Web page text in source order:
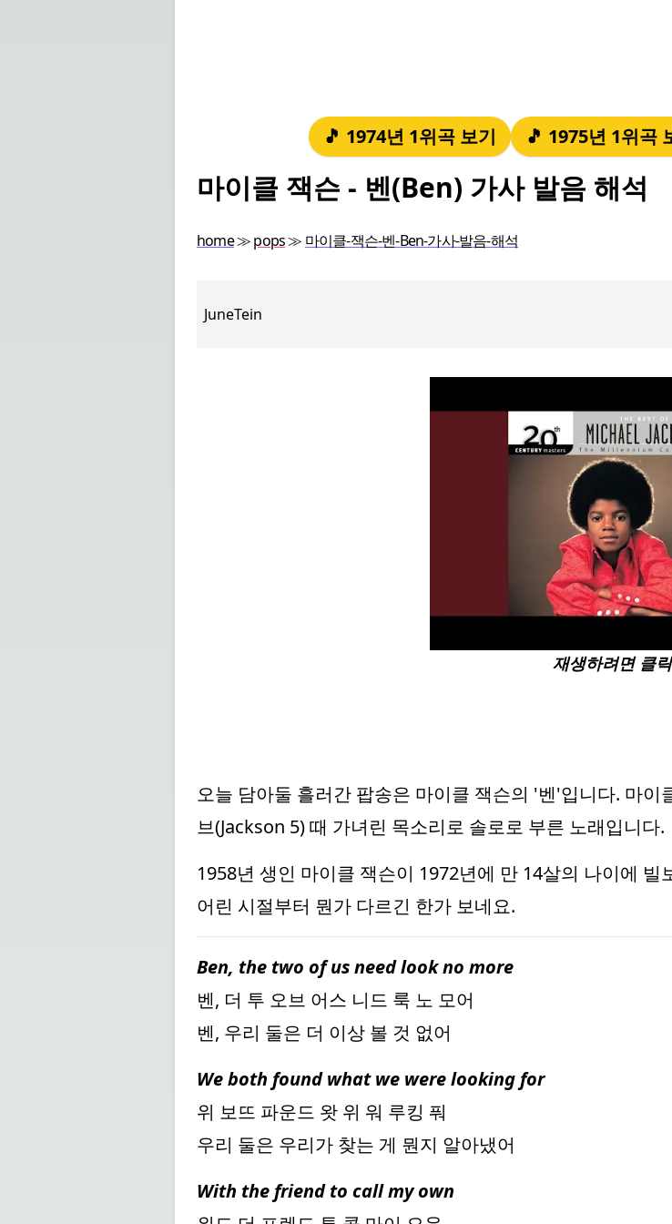
🎵 1974년 1위곡 보기 🎵 1975년 1위곡
마이클 잭슨 - 벤(Ben) 가사 발음 해석
home≫pops≫ 마이클-잭슨-벤-Ben-가사-발음-해석
JuneTein
재생하려면 클릭
오늘 담아둘 흘러간 팝송은 마이클 잭슨의 '벤'입니다. 마이
브(Jackson 5) 때 가녀린 목소리로 솔로로 부른 노래입니다.
1958년 생인 마이클 잭슨이 1972년에 만 14살의 나이에
어린 시절부터 뭔가 다르긴 한가 보네요.
Ben, the two of us need look no more
벤, 더 투 오브 어스 니드 룩 노 모어
벤, 우리 둘은 더 이상 볼 것 없어
We both found what we were looking for
위 보뜨 파운드 왓 위 워 루킹 풔
우리 둘은 우리가 찾는 게 뭔지 알아냈어
With the friend to call my own